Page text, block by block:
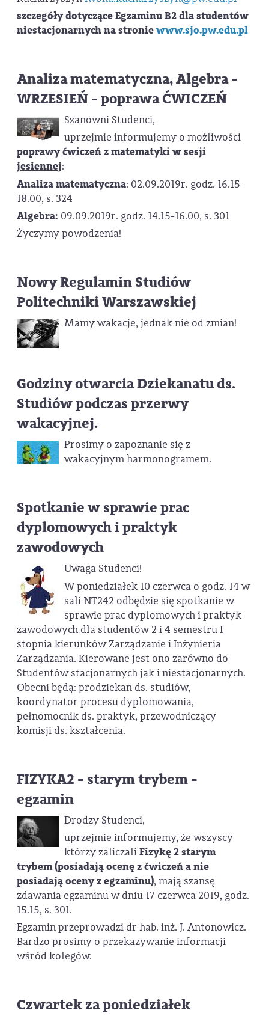
szczegóły dotyczące Egzaminu B2 dla studentów
niestacjonarnych na stroniewww.sjo.pw.edu.pl
Analiza matematyczna, Algebra -
WRZESIEŃ - poprawa ĆWICZEŃ
Szanowni Studenci,
uprzejmie informujemy o możliwości
poprawy ćwiczeń z matematyki w sesji
jesiennej:
Analiza matematyczna: 02.09.2019r. godz. 16.15-
18.00, s. 324
Algebra: 09.09.2019r. godz. 14.15-16.00, s. 301
Życzymy powodzenia!
Nowy Regulamin Studiów
Politechniki Warszawskiej
Mamy wakacje, jednak nie od zmian!
Godziny otwarcia Dziekanatu ds.
Studiów podczas przerwy
wakacyjnej.
Prosimy o zapoznanie się z
wakacyjnym harmonogramem.
Spotkanie w sprawie prac
dyplomowych i praktyk
zawodowych
Uwaga Studenci!
W poniedziałek 10 czerwca o godz. 14 w
sali NT242 odbędzie się spotkanie w
sprawie prac dyplomowych i praktyk
zawodowych dla studentów 2 i 4 semestru I
stopnia kierunków Zarządzanie i Inżynieria
Zarządzania. Kierowane jest ono zarówno do
Studentów stacjonarnych jak i niestacjonarnych.
Obecni będą: prodziekan ds. studiów,
koordynator procesu dyplomowania,
pełnomocnik ds. praktyk, przewodniczący
komisji ds. kształcenia.
FIZYKA2 - starym trybem -
egzamin
Drodzy Studenci,
uprzejmie informujemy, że wszyscy
którzy zaliczaliFizykę 2 starym
trybem (posiadają ocenę z ćwiczeń a nie
posiadają oceny z egzaminu), mają szansę
zdawania egzaminu w dniu 17 czerwca 2019, godz.
15.15, s. 301.
Egzamin przeprowadzi dr hab. inż. J. Antonowicz.
Bardzo prosimy o przekazywanie informacji
wśród kolegów.
Czwartek za poniedziałek